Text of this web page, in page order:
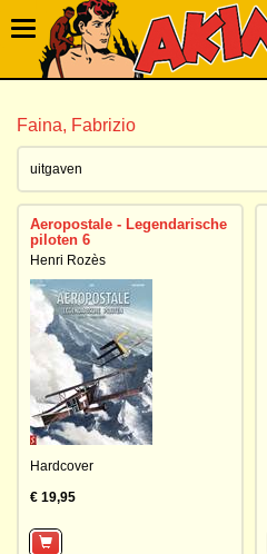
Faina, Fabrizio
uitgaven
Aeropostale - Legendarische
piloten 6
Henri Rozès
Hardcover
€ 19,95